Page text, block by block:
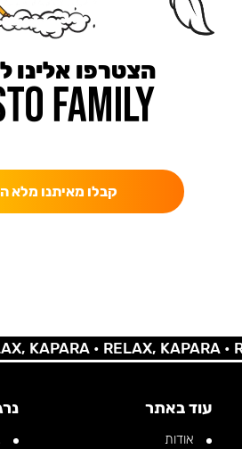
הצטרפו אלינו
קבלו מאיתנו מלא
KAPARA •RELAX, KAPARA •
עוד באתר
אודות